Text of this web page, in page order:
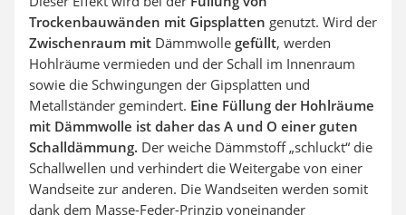
Trockenbauwänden mit Gipsplatten genutzt. Wird der
Zwischenraum mit Dämmwolle gefüllt, werden
Hohlräume vermieden und der Schall im Innenraum
sowie die Schwingungen der Gipsplatten und
Metallständer gemindert. Eine Füllung der Hohlräume
mit Dämmwolle ist daher das A und O einer guten
Schalldämmung. Der weiche Dämmstoff „schluckt“ die
Schallwellen und verhindert die Weitergabe von einer
Wandseite zur anderen. Die Wandseiten werden somit
dank dem Masse-Feder-Prinzip voneinander